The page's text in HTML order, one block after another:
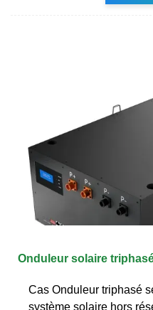
Onduleur solaire
Cas Onduleur triphasé
système solaire hors